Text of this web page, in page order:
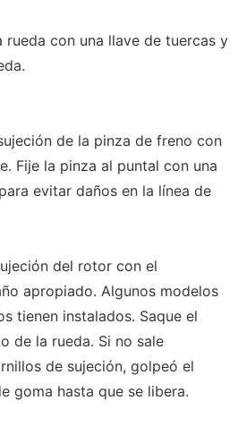
rueda con una llave de tuercas y
de la pinza de freno con
Fije la pinza al puntal con una
evitar daños en la línea de
del rotor con el
apropiado. Algunos modelos
tienen instalados. Saque el
de la rueda. Si no sale
de sujeción, golpeó el
goma hasta que se libera.